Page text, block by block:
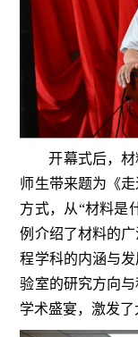
开幕式后，
师生带来题为《
方式，从“材料是
例介绍了材料的
程学科的内涵与
验室的研究方向
学术盛宴，激发了